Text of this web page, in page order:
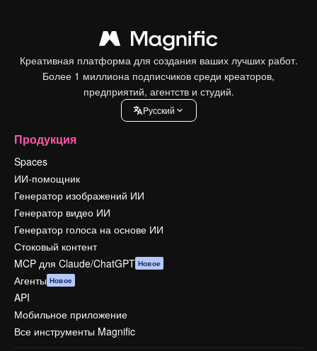
Креативная платформа для создания ваших лучших работ.
Более 1 миллиона подписчиков среди креаторов,
предприятий, агентств и студий.
Pусский
Продукция
Spaces
ИИ-помощник
Генератор изображений ИИ
Генератор видео ИИ
Генератор голоса на основе ИИ
Стоковый контент
MCP для Claude/ChatGPT Новое
Агенты Новое
API
Мобильное приложение
Все инструменты Magnific